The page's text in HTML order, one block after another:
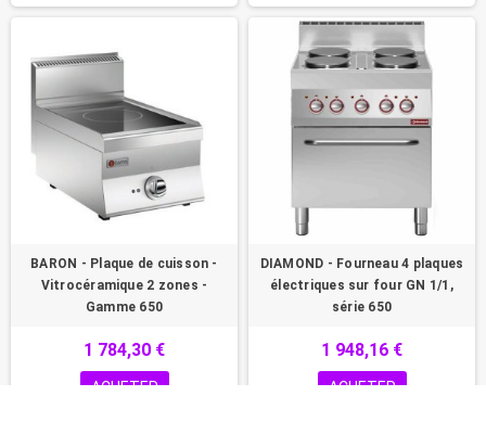
BARON - Plaque de cuisson -
Vitrocéramique 2 zones -
Gamme 650
1 784,30 €
ACHETER
DIAMOND - Fourneau 4 plaques
électriques sur four GN 1/1,
série 650
1 948,16 €
ACHETER